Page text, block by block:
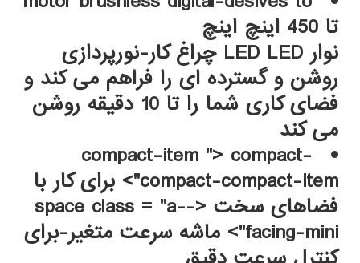
تا 450 اینچ اینچ
نوار LED LED چراغ کار-نورپردازی
روشن و گسترده ای را فراهم می کند و
فضای کاری شما را تا 10 دقیقه روشن
می کند
compact-item "> compact-
compact-compact-item"> برای کار با
فضاهای سخت <-space class = "a-
facing-mini">
ماشه سرعت متغیر-برای